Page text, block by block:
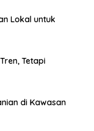
Lokal untuk
Tetapi
di Kawasan